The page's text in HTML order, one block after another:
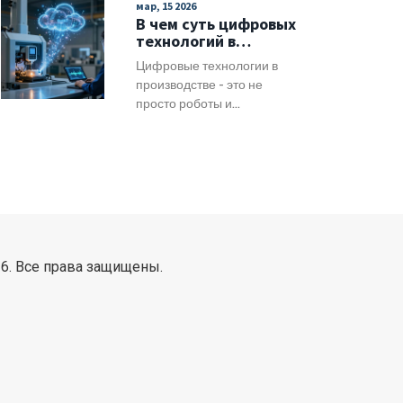
стабильности.
реально снизить - без
ложных гарантий и пустых
инструкций.
мар, 15 2026
В чем суть цифровых
технологий в
производстве?
Цифровые технологии в
производстве - это не
просто роботы и
простоев и больше
Все права защищены.